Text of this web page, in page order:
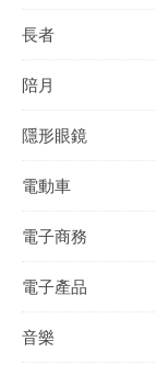
長者
陪月
隱形眼鏡
電動車
電子商務
電子產品
音樂